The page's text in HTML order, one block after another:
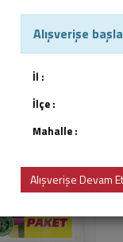
Alışverişe
İl :
İlçe :
Mahalle :
Alışverişe Devam